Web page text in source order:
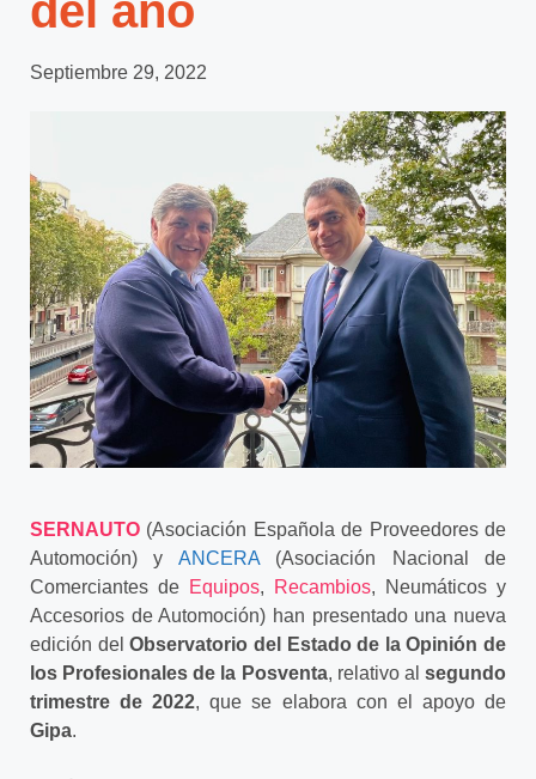
del año
Septiembre 29, 2022
SERNAUTO (Asociación Española de Proveedores de
Automoción) y ANCERA(Asociación Nacional de
Comerciantes de Equipos, Recambios, Neumáticos y
Accesorios de Automoción) han presentado una nueva
edición delObservatorio del Estado de la Opinión de
los Profesionales de la Posventa, relativo alsegundo
trimestre de 2022, que se elabora con el apoyo de
Gipa.